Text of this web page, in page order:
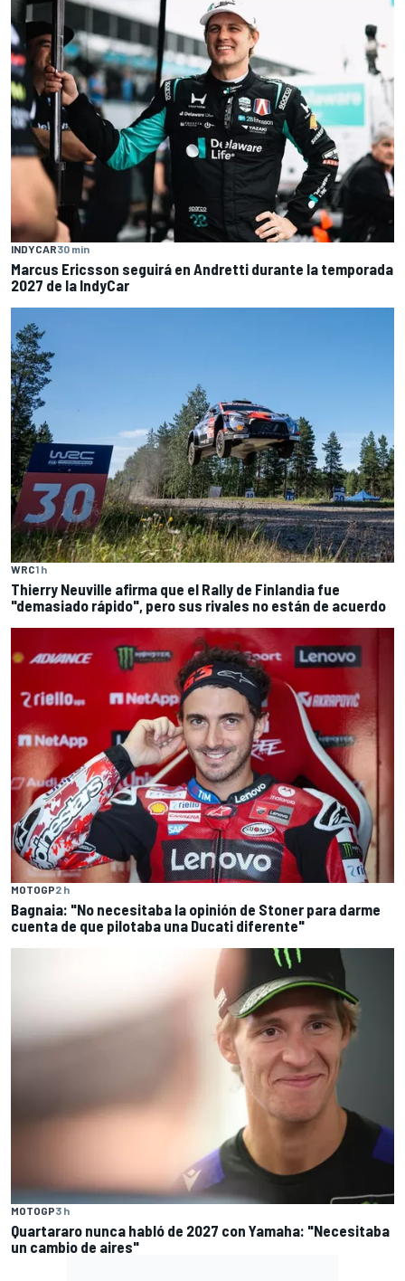
INDYCAR30 min
Marcus Ericsson seguirá en Andretti durante la temporada
2027 de la IndyCar
WRC1 h
Thierry Neuville afirma que el Rally de Finlandia fue
"demasiado rápido", pero sus rivales no están de acuerdo
MOTOGP2 h
Bagnaia: "No necesitaba la opinión de Stoner para darme
cuenta de que pilotaba una Ducati diferente"
MOTOGP3 h
Quartararo nunca habló de 2027 con Yamaha: "Necesitaba
un cambio de aires"